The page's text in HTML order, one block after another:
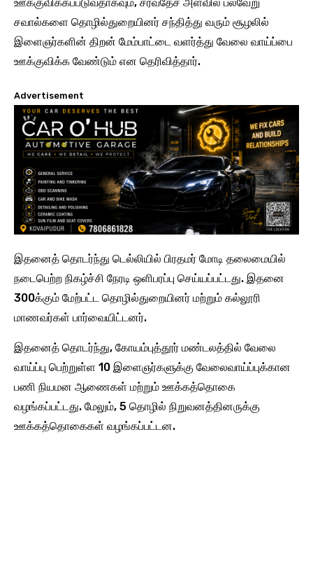
சவால்களை தொழில்துறையினர் சந்தித்து வரும் சூழலில்
இளைஞர்களின் திறன் மேம்பாட்டை வளர்த்து வேலை வாய்ப்பை
ஊக்குவிக்க வேண்டும் என தெரிவித்தார்.
Advertisement
இதனைத் தொடர்ந்து டெல்லியில் பிரதமர் மோடி தலைமையில்
நடைபெற்ற நிகழ்ச்சி நேரடி ஒளிபரப்பு செய்யப்பட்டது. இதனை
300க்கும் மேற்பட்ட தொழில்துறையினர் மற்றும் கல்லூரி
மாணவர்கள் பார்வையிட்டனர்.
இதனைத் தொடர்ந்து, கோயம்புத்தூர் மண்டலத்தில் வேலை
வாய்ப்பு பெற்றுள்ள 10 இளைஞர்களுக்கு வேலைவாய்ப்புக்கான
பணி நியமன ஆணைகள் மற்றும் ஊக்கத்தொகை
வழங்கப்பட்டது. மேலும், 5 தொழில் நிறுவனத்தினருக்கு
ஊக்கத்தொகைகள் வழங்கப்பட்டன.